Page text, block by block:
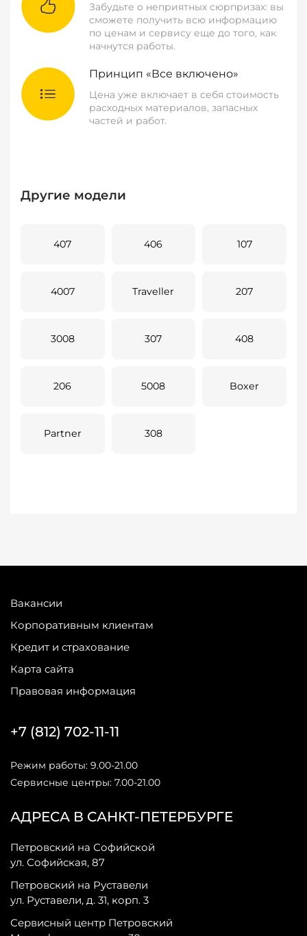
Забудьте о неприятных сюрпризах: вы
сможете получить всю информацию
по ценам и сервису еще до того, как
начнутся работы.
Принцип «Все включено»
Цена уже включает в себя стоимость
расходных материалов, запасных
частей и работ.
Другие модели
407 406 107
4007 Traveller 207
3008 307 408
206 5008 Boxer
Partner 308
Вакансии
Корпоративным клиентам
Кредит и страхование
Карта сайта
Правовая информация
АДРЕСА В САНКТ-ПЕТЕРБУРГЕ
Петровский на Софийской
ул. Софийская, 87
Петровский на Руставели
ул. Руставели, д. 31, корп. 3
Сервисный центр Петровский
+7 (812) 702-11-11
Режим работы: 9.00-21.00
Сервисные центры: 7.00-21.00